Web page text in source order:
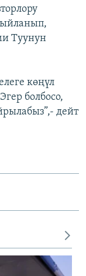
Туунун
көңүл
болбосо,
дейт